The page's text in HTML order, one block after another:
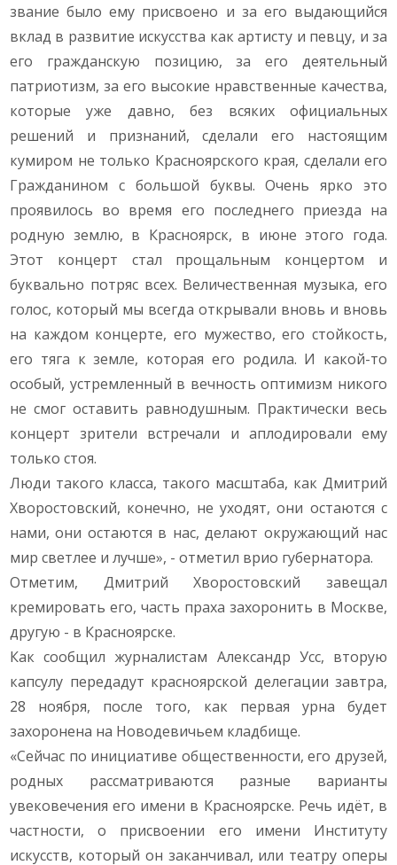
звание было ему присвоено и за его выдающийся
вклад в развитие искусства как артисту и певцу, и за
его гражданскую позицию, за его деятельный
патриотизм, за его высокие нравственные качества,
которые уже давно, без всяких официальных
решений и признаний, сделали его настоящим
кумиром не только Красноярского края, сделали его
Гражданином с большой буквы. Очень ярко это
проявилось во время его последнего приезда на
родную землю, в Красноярск, в июне этого года.
Этот концерт стал прощальным концертом и
буквально потряс всех. Величественная музыка, его
голос, который мы всегда открывали вновь и вновь
на каждом концерте, его мужество, его стойкость,
его тяга к земле, которая его родила. И какой-то
особый, устремленный в вечность оптимизм никого
не смог оставить равнодушным. Практически весь
концерт зрители встречали и аплодировали ему
только стоя.
Люди такого класса, такого масштаба, как Дмитрий
Хворостовский, конечно, не уходят, они остаются с
нами, они остаются в нас, делают окружающий нас
мир светлее и лучше», - отметил врио губернатора.
Отметим, Дмитрий Хворостовский завещал
кремировать его, часть праха захоронить в Москве,
другую - в Красноярске.
Как сообщил журналистам Александр Усс, вторую
капсулу передадут красноярской делегации завтра,
28 ноября, после того, как первая урна будет
захоронена на Новодевичьем кладбище.
«Сейчас по инициативе общественности, его друзей,
родных рассматриваются разные варианты
увековечения его имени в Красноярске. Речь идёт, в
частности, о присвоении его имени Институту
искусств, который он заканчивал, или театру оперы